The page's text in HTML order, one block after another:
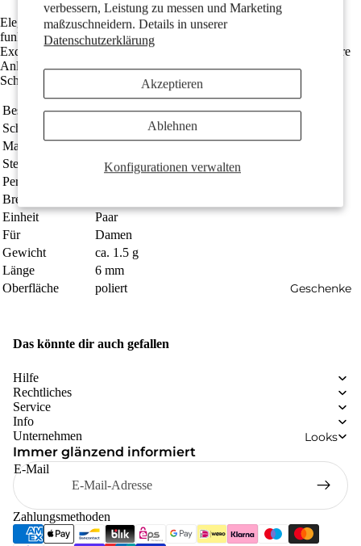
verbessern, Leistung zu messen und Marketing
maßzuschneidern. Details in unserer
Datenschutzerklärung
Konfigurationen verwalten
Akzeptieren
Ablehnen
Geschenke
Looks
Elegante Damen Ohrstecker aus 750 Weißgold, verziert mit
funkelnden Diamanten und einer edlen Süßwasserzuchtperle.
Exquisite Handwerkskunst trifft zeitlosen Stil – perfekt für besondere
Anlässe oder den klassischen Alltagslook. Ein Highlight für jede
Schmuckkollektion.
Bestellnummer
541413
Schmuckart
Ohrstecker
Material
750/18 K Weissgold
Steine
Diamant 0.10 ct, 20 Steine, w-pi1
Perlen
Breite
Einheit
Paar
Für
Damen
Gewicht
ca. 1.5 g
Länge
6 mm
Oberfläche
poliert
Das könnte dir auch gefallen
Hilfe
Rechtliches
Service
Info
Unternehmen
Immer glänzend informiert
E-Mail
Zahlungsmethoden